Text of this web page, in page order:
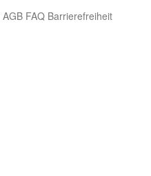
AGB FAQ Barrierefreiheit